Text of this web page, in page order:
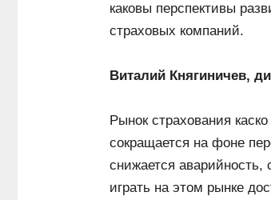
каковы перспективы
страховых компаний.
Виталий Княгиничев,
Рынок страхования
сокращается на фоне
снижается аварийность,
играть на этом рынке